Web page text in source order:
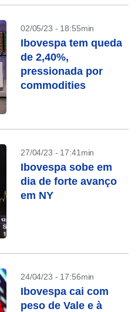
02/05/23 - 18:55min
Ibovespa tem queda
de 2,40%,
pressionada por
commodities
27/04/23 - 17:41min
Ibovespa sobe em
dia de forte avanço
em NY
24/04/23 - 17:56min
Ibovespa cai com
peso de Vale e à